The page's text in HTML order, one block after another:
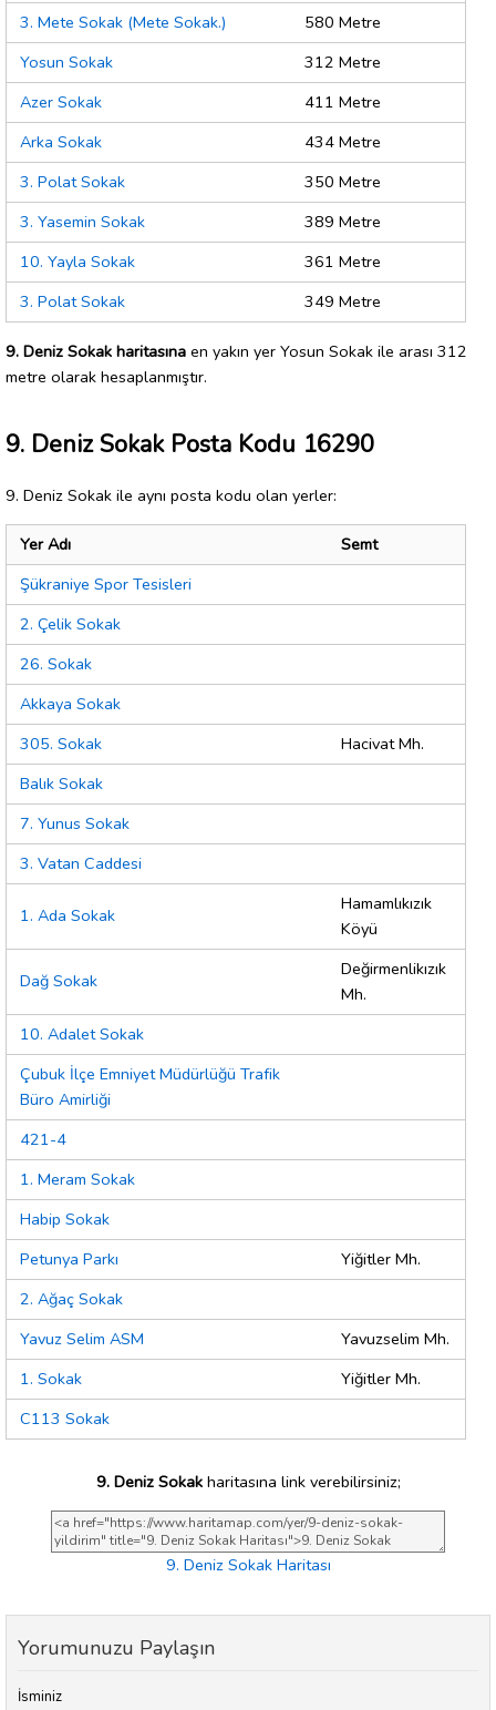
3. Mete Sokak (Mete Sokak.)
580 Metre
Yosun Sokak
312 Metre
Azer Sokak
411 Metre
Arka Sokak
434 Metre
3. Polat Sokak
350 Metre
3. Yasemin Sokak
389 Metre
10. Yayla Sokak
361 Metre
3. Polat Sokak
349 Metre
9. Deniz Sokak haritasına en yakın yer Yosun Sokak ile arası 312
metre olarak hesaplanmıştır.
9. Deniz Sokak Posta Kodu 16290
9. Deniz Sokak ile aynı posta kodu olan yerler:
Yer Adı
Semt
Şükraniye Spor Tesisleri
2. Çelik Sokak
26. Sokak
Akkaya Sokak
305. Sokak
Hacivat Mh.
Balık Sokak
7. Yunus Sokak
3. Vatan Caddesi
1. Ada Sokak
Hamamlıkızık
Köyü
Dağ Sokak
Değirmenlikızık
Mh.
10. Adalet Sokak
Çubuk İlçe Emniyet Müdürlüğü Trafik
Büro Amirliği
421-4
1. Meram Sokak
Habip Sokak
Petunya Parkı
Yiğitler Mh.
2. Ağaç Sokak
Yavuz Selim ASM
Yavuzselim Mh.
1. Sokak
Yiğitler Mh.
C113 Sokak
9. Deniz Sokakharitasına link verebilirsiniz;
9. Deniz Sokak Haritası
Yorumunuzu Paylaşın
İsminiz